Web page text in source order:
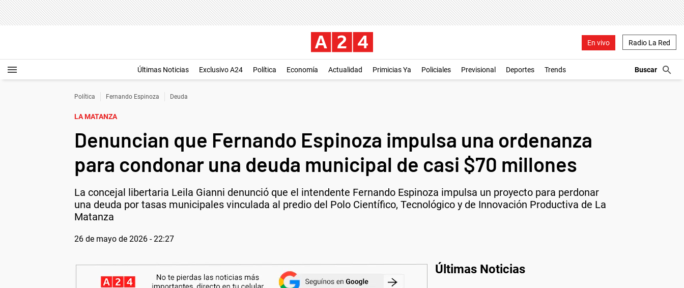
En vivo Radio La Red
Últimas Noticias Exclusivo A24 Política Economía Actualidad Primicias Ya Policiales Previsional Deportes Trends
Política Fernando Espinoza Deuda
LA MATANZA
Denuncian que Fernando Espinoza impulsa una ordenanza
para condonar una deuda municipal de casi $70 millones
La concejal libertaria Leila Gianni denunció que el intendente Fernando Espinoza impulsa un proyecto para perdonar
una deuda por tasas municipales vinculada al predio del Polo Científico, Tecnológico y de Innovación Productiva de La
Matanza
26 de mayo de 2026 - 22:27
Últimas Noticias